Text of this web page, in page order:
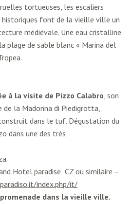
tortueuses, les escaliers
font de la vieille ville un
médiévale. Une eau cristalline
plage de sable blanc « Marina del
à la visite de Pizzo Calabro, son
la Madonna di Piedigrotta,
dans le tuf. Dégustation du
dans une des très
Hotel paradise CZ ou similaire –
index.php/it/
dans la vieille ville.